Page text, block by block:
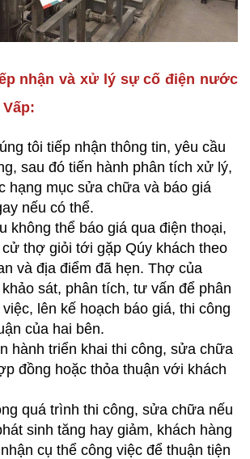
nhận và xử lý sự cố điện nước
tôi tiếp nhận thông tin, yêu cầu
sau đó tiến hành phân tích xử lý,
hạng mục sửa chữa và báo giá
nếu có thể.
không thể báo giá qua điện thoại,
thợ giỏi tới gặp Qúy khách theo
và địa điểm đã hẹn. Thợ của
sát, phân tích, tư vấn để phân
lên kế hoạch báo giá, thi công
của hai bên.
hành triển khai thi công, sửa chữa
đồng hoặc thỏa thuận với khách
quá trình thi công, sửa chữa nếu
sinh tăng hay giảm, khách hàng
cụ thể công việc để thuận tiện